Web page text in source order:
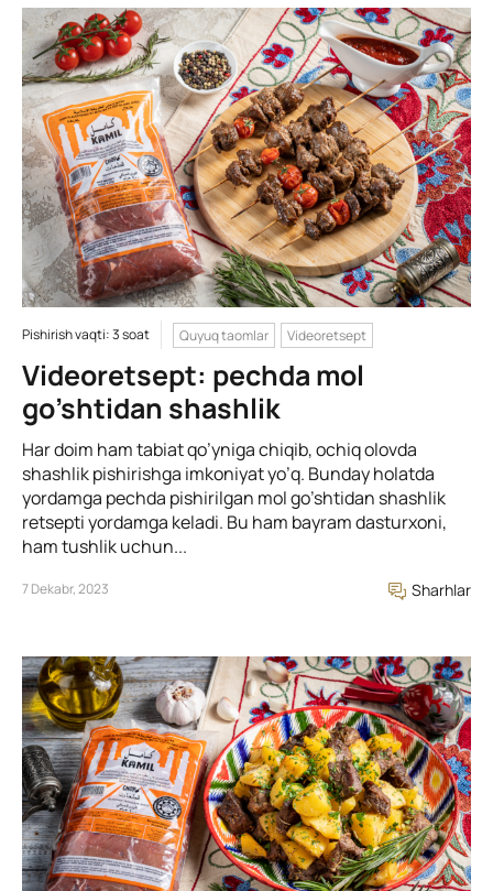
Pishirish vaqti: 3 soat Quyuq taomlar Videoretsept
Videoretsept: pechda mol
go’shtidan shashlik
Har doim ham tabiat qo’yniga chiqib, ochiq olovda
shashlik pishirishga imkoniyat yo’q. Bunday holatda
yordamga pechda pishirilgan mol go’shtidan shashlik
retsepti yordamga keladi. Bu ham bayram dasturxoni,
ham tushlik uchun...
7 Dekabr, 2023 Sharhlar